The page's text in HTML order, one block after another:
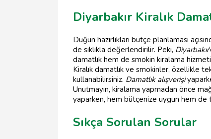
Diyarbakır Kiralık
Düğün hazırlıkları bütçe planlaması
de sıklıkla değerlendirilir. Peki, Diyarbakır
damatlık hem de smokin kiralama
Kiralık damatlık ve smokinler, özellikle
kullanabilirsiniz. Damatlık alışverişi
Unutmayın, kiralama yapmadan önce
yaparken, hem bütçenize uygun hem de
Sıkça Sorulan Sorular